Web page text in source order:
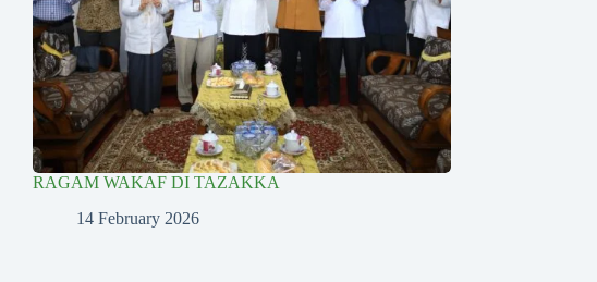
RAGAM WAKAF DI TAZAKKA
14 February 2026